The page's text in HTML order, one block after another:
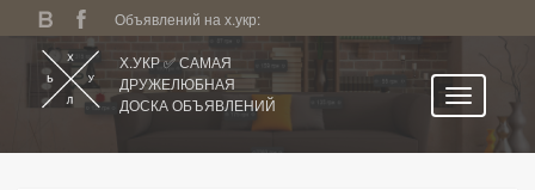
Объявлений на х.укр:
Х.УКР ✅ САМАЯ
ДРУЖЕЛЮБНАЯ
ДОСКА ОБЪЯВЛЕНИЙ